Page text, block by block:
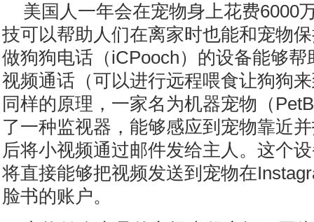
美国人一年会在宠物身上花费6000
技可以帮助人们在离家时也能和宠物
做狗狗电话（iCPooch）的设备能够
视频通话（可以进行远程喂食让狗狗
同样的原理，一家名为机器宠物（
了一种监视器，能够感应到宠物靠近
后将小视频通过邮件发给主人。这个
将直接能够把视频发送到宠物在
脸书的账户。